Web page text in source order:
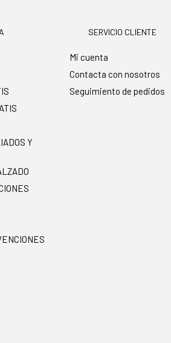
Y
SERVICIO CLIENTE
Mi cuenta
Contacta con nosotros
Seguimiento de pedidos